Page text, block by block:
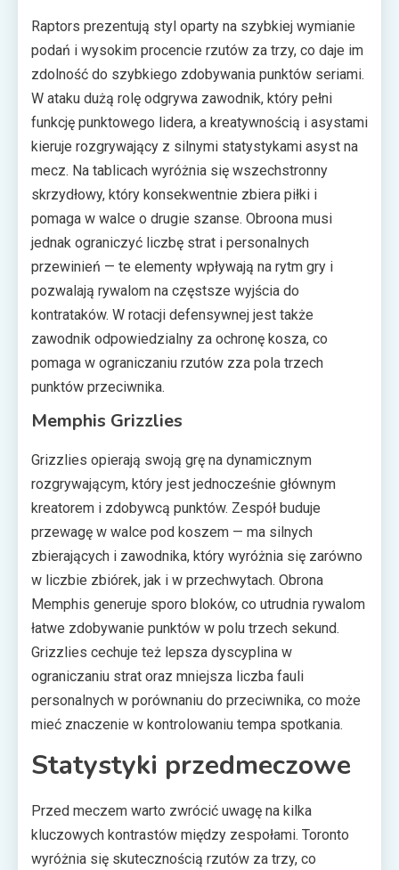
Raptors prezentują styl oparty na szybkiej wymianie
podań i wysokim procencie rzutów za trzy, co daje im
zdolność do szybkiego zdobywania punktów seriami.
W ataku dużą rolę odgrywa zawodnik, który pełni
funkcję punktowego lidera, a kreatywnością i asystami
kieruje rozgrywający z silnymi statystykami asyst na
mecz. Na tablicach wyróżnia się wszechstronny
skrzydłowy, który konsekwentnie zbiera piłki i
pomaga w walce o drugie szanse. Obroona musi
jednak ograniczyć liczbę strat i personalnych
przewinień — te elementy wpływają na rytm gry i
pozwalają rywalom na częstsze wyjścia do
kontrataków. W rotacji defensywnej jest także
zawodnik odpowiedzialny za ochronę kosza, co
pomaga w ograniczaniu rzutów zza pola trzech
punktów przeciwnika.
Memphis Grizzlies
Grizzlies opierają swoją grę na dynamicznym
rozgrywającym, który jest jednocześnie głównym
kreatorem i zdobywcą punktów. Zespół buduje
przewagę w walce pod koszem — ma silnych
zbierających i zawodnika, który wyróżnia się zarówno
w liczbie zbiórek, jak i w przechwytach. Obrona
Memphis generuje sporo bloków, co utrudnia rywalom
łatwe zdobywanie punktów w polu trzech sekund.
Grizzlies cechuje też lepsza dyscyplina w
ograniczaniu strat oraz mniejsza liczba fauli
personalnych w porównaniu do przeciwnika, co może
mieć znaczenie w kontrolowaniu tempa spotkania.
Statystyki przedmeczowe
Przed meczem warto zwrócić uwagę na kilka
kluczowych kontrastów między zespołami. Toronto
wyróżnia się skutecznością rzutów za trzy, co